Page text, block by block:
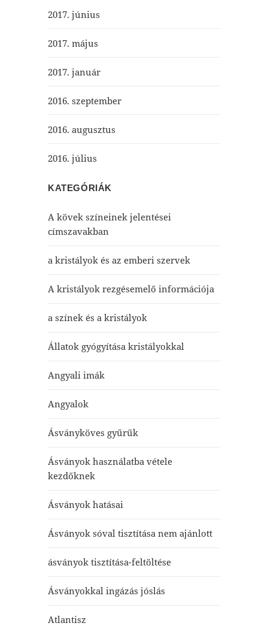
2017. június
2017. május
2017. január
2016. szeptember
2016. augusztus
2016. július
KATEGÓRIÁK
A kövek színeinek jelentései
címszavakban
a kristályok és az emberi szervek
A kristályok rezgésemelő információja
a színek és a kristályok
Állatok gyógyítása kristályokkal
Angyali imák
Angyalok
Ásványköves gyűrűk
Ásványok használatba vétele
kezdőknek
Ásványok hatásai
Ásványok sóval tisztítása nem ajánlott
ásványok tisztítása-feltöltése
Ásványokkal ingázás jóslás
Atlantisz